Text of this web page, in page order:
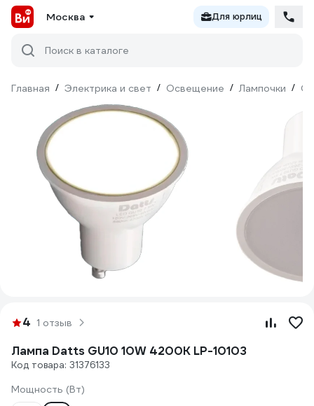
Москва Для юрлиц
Поиск в каталоге
Главная / Электрика и свет / Освещение / Лампочки /
4 1 отзыв
Лампа Datts GU10 10W 4200К LP-10103
Код товара: 31376133
Мощность (Вт)